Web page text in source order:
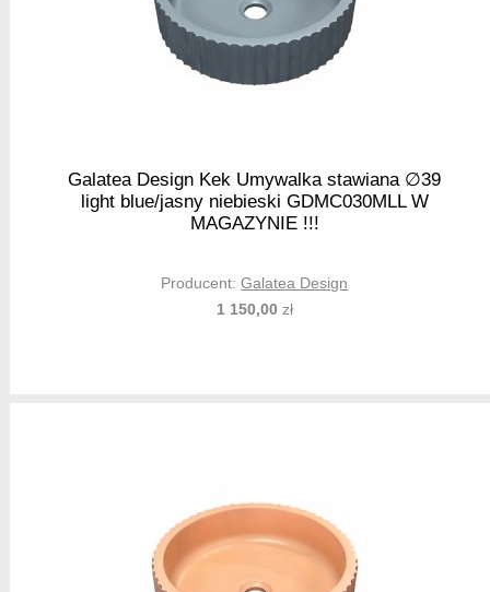
Galatea Design Kek Umywalka stawiana ∅39
light blue/jasny niebieski GDMC030MLL W
MAGAZYNIE !!!
Producent:Galatea Design
1 150,00zł